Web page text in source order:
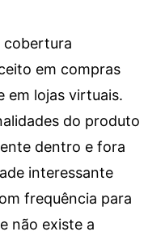
cobertura
em compras
em lojas virtuais.
do produto
dentro e fora
interessante
frequência para
não existe a